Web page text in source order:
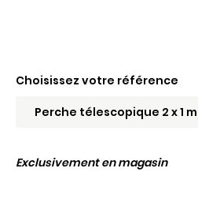
Choisissez votre référence
Exclusivement en magasin